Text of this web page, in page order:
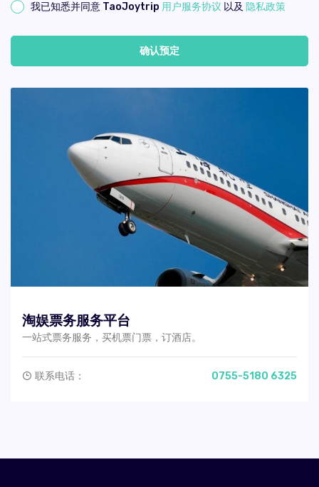
我已知悉并同意 TaoJoytrip 用户服务协议 以及 隐私政策
确认预定
淘娱票务服务平台
一站式票务服务，买机票门票，订酒店。
联系电话： 0755-5180 6325